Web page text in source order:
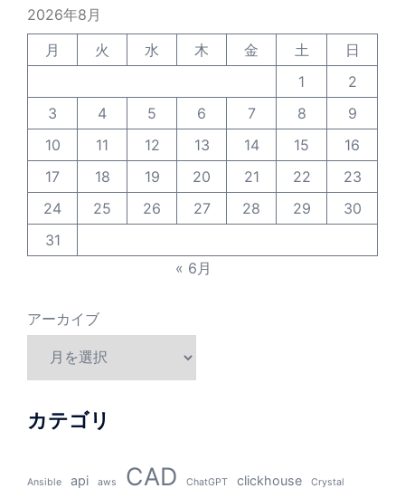
2026年8月
月
火 水 木 金 土
日
1
2
3
4 5 6 7 8
9
10
11 12 13 14 15
16
17
18 19 20 21 22
23
24
25 26 27 28 29
30
31
« 6月
アーカイブ
カテゴリ
Ansible api aws CAD ChatGPT clickhouse Crystal